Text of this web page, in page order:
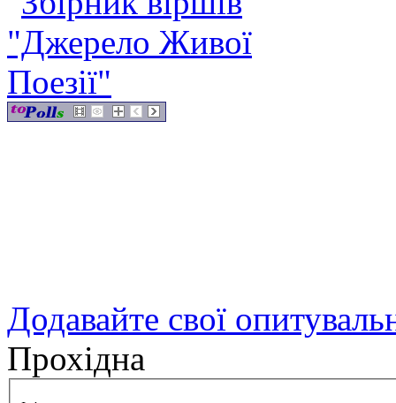
Додавайте свої
Прохідна